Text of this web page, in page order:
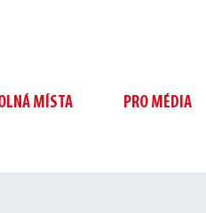
MÍSTA PRO MÉDIA